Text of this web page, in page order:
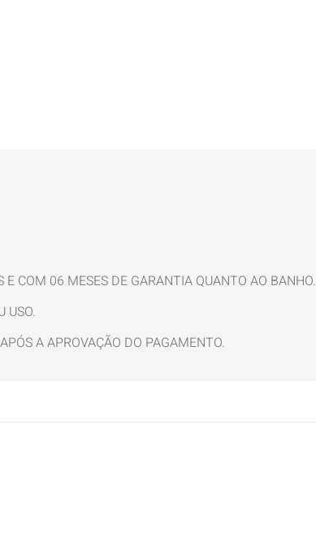
COM 06 MESES DE GARANTIA QUANTO AO BANHO.
USO.
A APROVAÇÃO DO PAGAMENTO.